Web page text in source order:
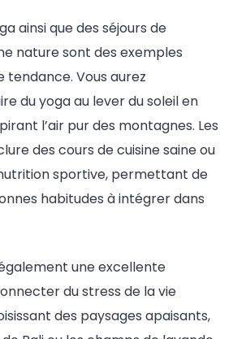
ainsi que des séjours de
nature sont des exemples
tendance. Vous aurez
du yoga au lever du soleil en
l’air pur des montagnes. Les
des cours de cuisine saine ou
sportive, permettant de
habitudes à intégrer dans
une excellente
du stress de la vie
des paysages apaisants,